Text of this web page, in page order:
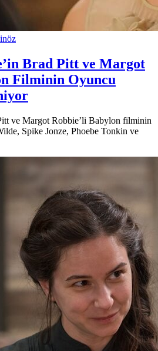
Brad Pitt ve Margot
Filminin Oyuncu
ve Margot Robbie’li Babylon filminin
Spike Jonze, Phoebe Tonkin ve